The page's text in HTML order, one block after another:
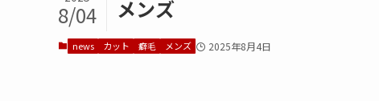
メンズ
8/04
news カット 癖毛 メンズ 2025年8月4日